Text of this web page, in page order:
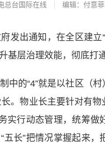
总台国际在线 编辑：付意菲
出通知，在全区建立
层治理效能，彻底打通
的“4”就是以社区（
。物业长主要针对有
实行动态管理，统筹
五长”把情况掌握起来